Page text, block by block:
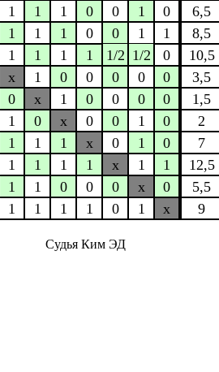
1 1 1 0 0 1 0 6,5
1 1 1 0 0 1 1 8,5
1 1 1 1 1/2 1/2 0 10,5
x 1 0 0 0 0 0 3,5
0 x 1 0 0 0 0 1,5
1 0 x 0 0 1 0 2
1 1 1 x 0 1 0 7
1 1 1 1 x 1 1 12,5
1 1 0 0 0 x 0 5,5
1 1 1 1 0 1 x 9
Судья Ким ЭД